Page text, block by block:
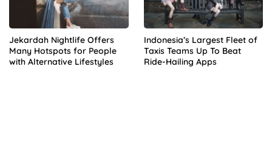
Jekardah Nightlife Offers
Many Hotspots for People
with Alternative Lifestyles
Indonesia’s Largest Fleet of
Taxis Teams Up To Beat
Ride-Hailing Apps